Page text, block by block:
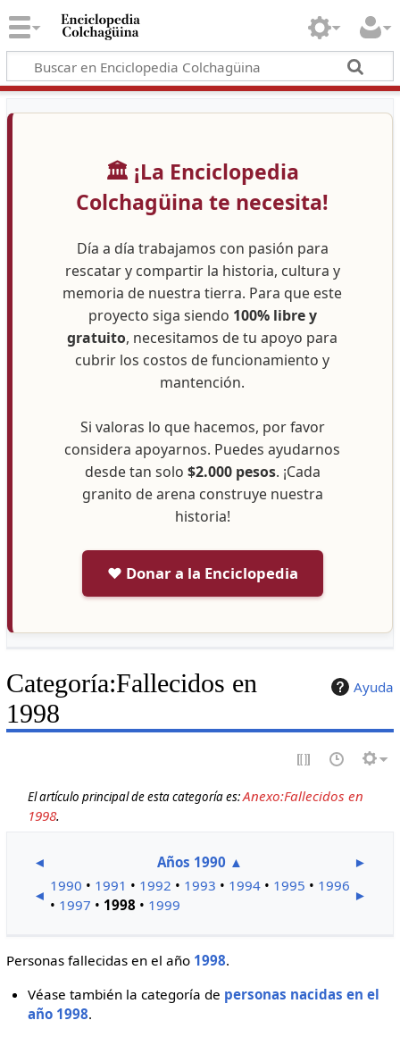
🏛️ ¡La Enciclopedia
Colchagüina te necesita!
Día a día trabajamos con pasión para
rescatar y compartir la historia, cultura y
memoria de nuestra tierra. Para que este
proyecto siga siendo 100% libre y
gratuito, necesitamos de tu apoyo para
cubrir los costos de funcionamiento y
mantención.
Si valoras lo que hacemos, por favor
considera apoyarnos. Puedes ayudarnos
desde tan solo $2.000 pesos. ¡Cada
granito de arena construye nuestra
historia!
❤️ Donar a la Enciclopedia
Ayuda
Categoría:Fallecidos en
1998
El artículo principal de esta categoría es:Anexo:Fallecidos en
1998.
◄ Años 1990 ▲
►
◄
1990 • 1991 • 1992 • 1993 • 1994 • 1995 • 1996
• 1997 • 1998 • 1999
►
Personas fallecidas en el año 1998.
Véase también la categoría de personas nacidas en el
año 1998.